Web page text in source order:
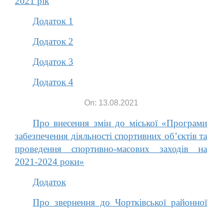
Додаток 1
Додаток 2
Додаток 3
Додаток 4
On: 13.08.2021
Про внесення змін до міської «Програми
забезпечення діяльності спортивних об’єктів та
проведення спортивно-масових заходів на
2021-2024 роки»
Додаток
Про звернення до Чортківської районної